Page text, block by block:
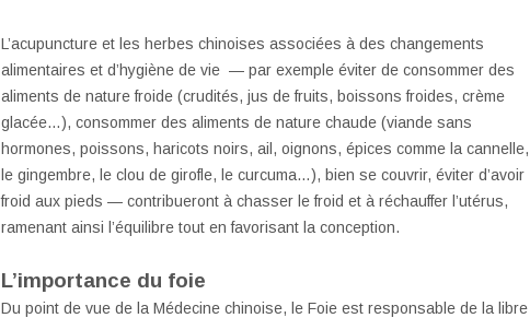
L’acupuncture et les herbes chinoises associées à des changements
alimentaires et d’hygiène de vie — par exemple éviter de consommer des
aliments de nature froide (crudités, jus de fruits, boissons froides, crème
glacée…), consommer des aliments de nature chaude (viande sans
hormones, poissons, haricots noirs, ail, oignons, épices comme la cannelle,
le gingembre, le clou de girofle, le curcuma…), bien se couvrir, éviter d’avoir
froid aux pieds — contribueront à chasser le froid et à réchauffer l’utérus,
ramenant ainsi l’équilibre tout en favorisant la conception.
L’importance du foie
Du point de vue de la Médecine chinoise, le Foie est responsable de la libre